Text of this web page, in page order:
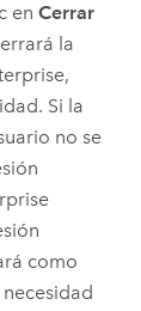
enCerrar
la
,
Si la
no se
como